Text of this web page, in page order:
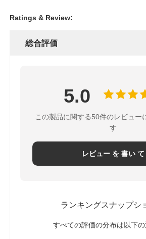
Ratings & Review:
総合評価
5.0
この製品に関する50件のレビュー
す
レビュー を 書い て
ランキングスナップシ
すべての評価の分布は以下